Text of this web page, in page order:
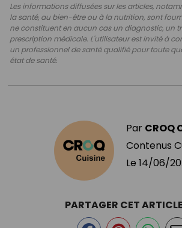
Les informations diffusées sur les articles,
la santé, au bien-être ou à la nutrition, sont
ne constituent en aucun cas un diagnostic, un
prescription médicale. L'utilisateur est invité à
un professionnel de santé qualifié pour toute
état de santé.
Par CROQ
Contenus
Le 14/06/
PARTAGER CET